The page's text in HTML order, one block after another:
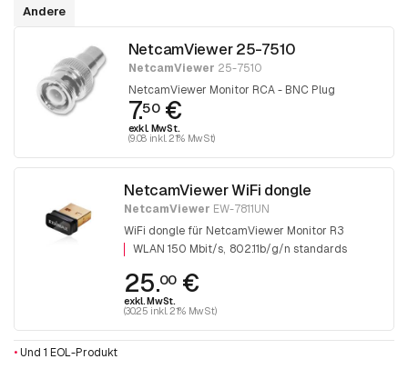
Andere
NetcamViewer 25-7510
NetcamViewer 25-7510
NetcamViewer Monitor RCA - BNC Plug
7.50€
exkl. MwSt.
(9.08 inkl. 21% MwSt)
NetcamViewer WiFi dongle
NetcamViewer EW-7811UN
WiFi dongle für NetcamViewer Monitor R3
WLAN 150 Mbit/s 802.11b/g/n standards
25.00€
exkl. MwSt.
(30.25 inkl. 21% MwSt)
• Und 1 EOL-Produkt